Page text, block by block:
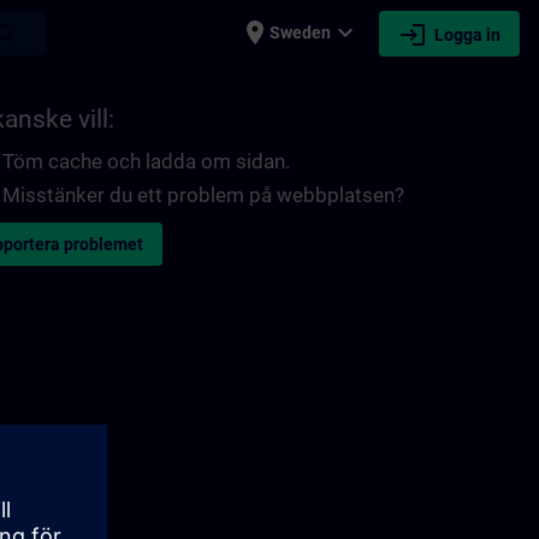
place Sweden expand_more login Logga in
vill:
Töm cache och ladda om sidan.
Misstänker du ett problem på webbplatsen?
problemet